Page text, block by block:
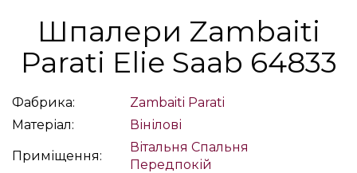
Шпалери Zambaiti
Parati Elie Saab 64833
Фабрика:
Zambaiti Parati
Матеріал:
Вінілові
Приміщення:
Вітальня Спальня
Передпокій